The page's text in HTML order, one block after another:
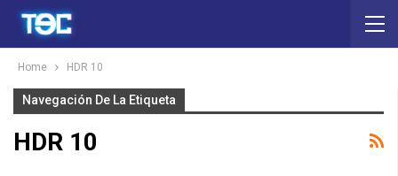
Home HDR 10
Navegación De La Etiqueta
HDR 10